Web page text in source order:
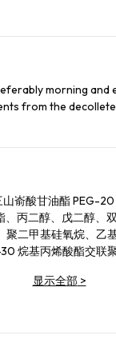
morning and
from the
山嵛酸甘油酯 PEG-
、丙二醇、戊二醇、
聚二甲基硅氧烷、乙
烷基丙烯酸酯交联
显示全部>